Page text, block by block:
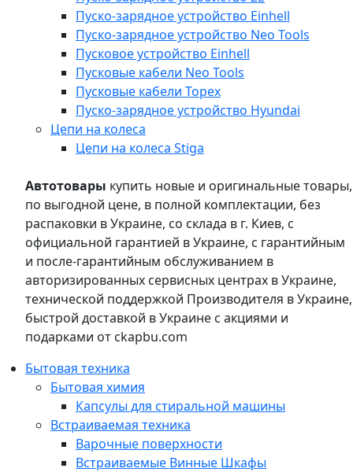
Пуско-зарядное устройство Einhell
Пуско-зарядное устройство Neo Tools
Пусковое устройство Einhell
Пусковые кабели Neo Tools
Пусковые кабели Topex
Пуско-зарядное устройство Hyundai
Цепи на колеса
Цепи на колеса Stiga
Автотовары купить новые и оригинальные товары,
по выгодной цене, в полной комплектации, без
распаковки в Украине, со склада в г. Киев, с
официальной гарантией в Украине, с гарантийным
и после-гарантийным обслуживанием в
авторизированных сервисных центрах в Украине,
технической поддержкой Производителя в Украине,
быстрой доставкой в Украине с акциями и
подарками от ckapbu.com
Бытовая техника
Бытовая химия
Капсулы для стиральной машины
Встраиваемая техника
Варочные поверхности
Встраиваемые Винные Шкафы